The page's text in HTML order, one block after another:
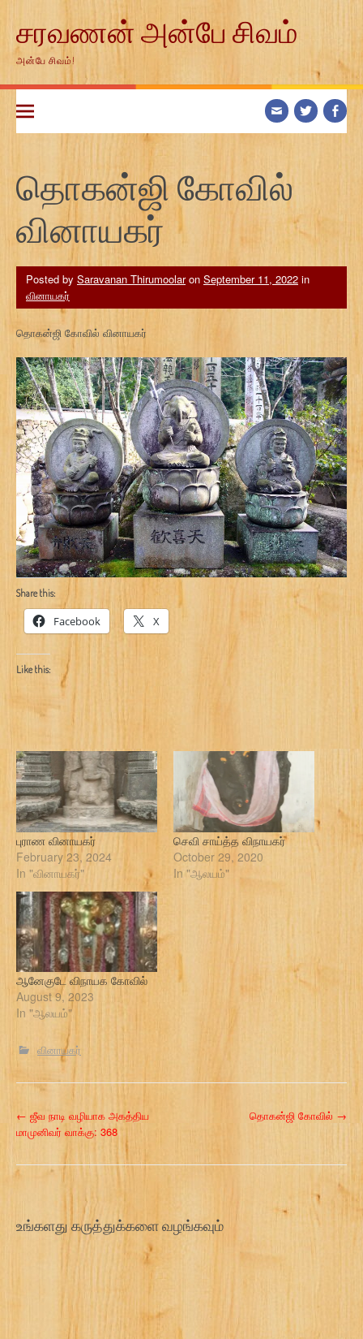
contentசரவணன் அன்பே சிவம்
அன்பே சிவம்!
தொகன்ஜி கோவில்
வினாயகர்
Posted by Saravanan Thirumoolaron September 11, 2022 in
வினாயகர்
தொகன்ஜி கோவில் வினாயகர்
Share this:
Facebook X
Like this:
புராண வினாயகர்
February 23, 2024
In "வினாயகர்"
செவி சாய்த்த விநாயகர்
October 29, 2020
In "ஆலயம்"
ஆனேகுடே விநாயக கோவில்
August 9, 2023
In "ஆலயம்"
வினாயகர்
P
s
n
← ஜீவ நாடி வழியாக அகத்திய
மாமுனிவர் வாக்கு: 368
தொகன்ஜி கோவில் →
உங்களது கருத்துக்களை வழங்கவும்